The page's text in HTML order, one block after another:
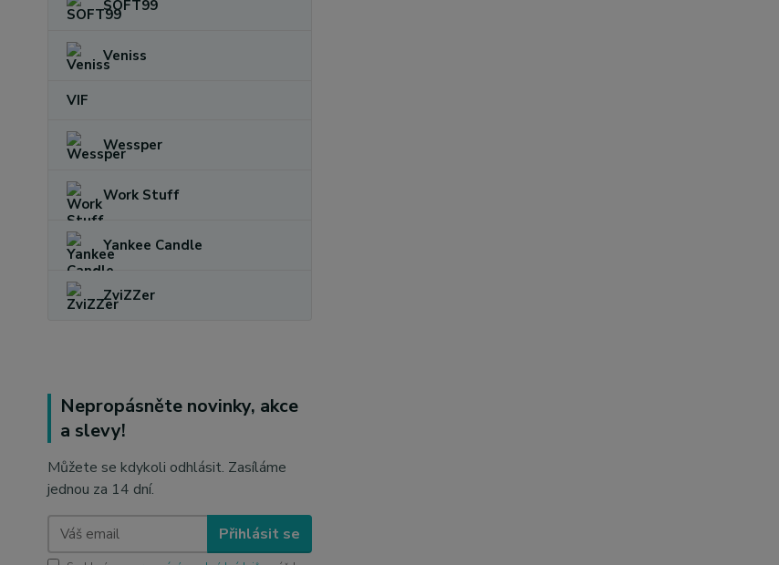
SOFT99
Veniss
VIF
Wessper
Work Stuff
Yankee Candle
ZviZZer
Nepropásněte novinky, akce
a slevy!
Můžete se kdykoli odhlásit. Zasíláme
jednou za 14 dní.
Přihlásit se